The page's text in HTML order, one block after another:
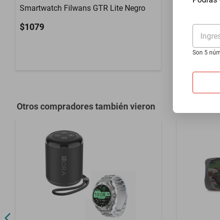
Son 5
Tamaño en Pulgadas
Soporta 5V,
manera
Smartwatch Filwans GTR Lite Negro
$1079 $1059
Otros compradores también vieron